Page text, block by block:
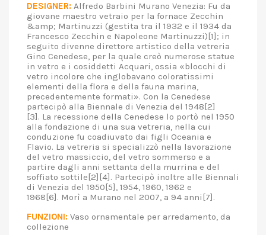
DESIGNER: Alfredo Barbini Murano Venezia: Fu da
giovane maestro vetraio per la fornace Zecchin
&amp; Martinuzzi (gestita tra il 1932 e il 1934 da
Francesco Zecchin e Napoleone Martinuzzi)[1]; in
seguito divenne direttore artistico della vetreria
Gino Cenedese, per la quale creò numerose statue
in vetro e i cosiddetti Acquari, ossia «blocchi di
vetro incolore che inglobavano coloratissimi
elementi della flora e della fauna marina,
precedentemente formati». Con la Cenedese
partecipò alla Biennale di Venezia del 1948[2]
[3]. La recessione della Cenedese lo portò nel 1950
alla fondazione di una sua vetreria, nella cui
conduzione fu coadiuvato dai figli Oceania e
Flavio. La vetreria si specializzò nella lavorazione
del vetro massiccio, del vetro sommerso e a
partire dagli anni settanta della murrina e del
soffiato sottile[2][4]. Partecipò inoltre alle Biennali
di Venezia del 1950[5], 1954, 1960, 1962 e
1968[6]. Morì a Murano nel 2007, a 94 anni[7].
FUNZIONI: Vaso ornamentale per arredamento, da
collezione